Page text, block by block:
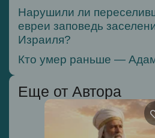
Нарушили ли
евреи заповедь
Израиля?
Кто умер раньше —
Еще от Автора